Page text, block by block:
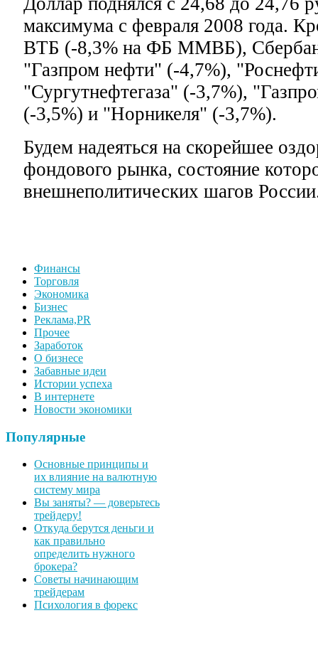
максимума с февраля 2008 года.
ВТБ (-8,3% на ФБ ММВБ),
"Газпром нефти" (-4,7%),
"Сургутнефтегаза" (-3,7%),
(-3,5%) и "Норникеля" (-3,7%).
Будем надеяться на скорейшее
фондового рынка, состояние
внешнеполитических шагов
Финансы
Торговля
Экономика
Бизнес
Реклама,PR
Прочее
Заработок
О бизнесе
Забавные идеи
Истории успеха
В интернете
Новости экономики
Популярные
Основные принципы и
их влияние на валютную
систему мира
Вы заняты? — доверьтесь
трейдеру!
Откуда берутся деньги и
как правильно
определить нужного
брокера?
Советы начинающим
трейдерам
Психология в форекс